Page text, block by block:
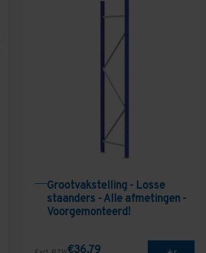
Grootvakstelling - Losse
staanders - Alle afmetingen -
Voorgemonteerd!